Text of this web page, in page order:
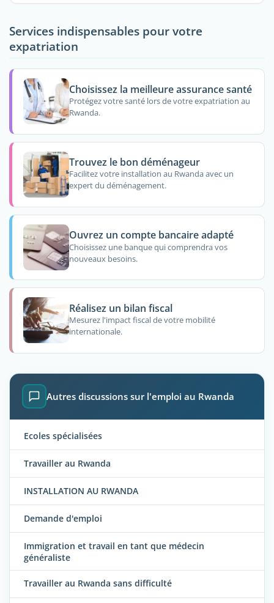
Services indispensables pour votre
expatriation
Choisissez la meilleure assurance santé
Protégez votre santé lors de votre expatriation au
Rwanda.
Trouvez le bon déménageur
Facilitez votre installation au Rwanda avec un
expert du déménagement.
Ouvrez un compte bancaire adapté
Choisissez une banque qui comprendra vos
nouveaux besoins.
Réalisez un bilan fiscal
Mesurez l'impact fiscal de votre mobilité
internationale.
Autres discussions sur l'emploi au Rwanda
Ecoles spécialisées
Travailler au Rwanda
INSTALLATION AU RWANDA
Demande d'emploi
Immigration et travail en tant que médecin
généraliste
Travailler au Rwanda sans difficulté